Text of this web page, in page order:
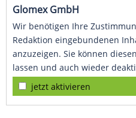
Glomex GmbH
Wir benötigen Ihre
Redaktion eingebundenen
anzuzeigen. Sie können
lassen und auch wieder
jetzt aktivieren